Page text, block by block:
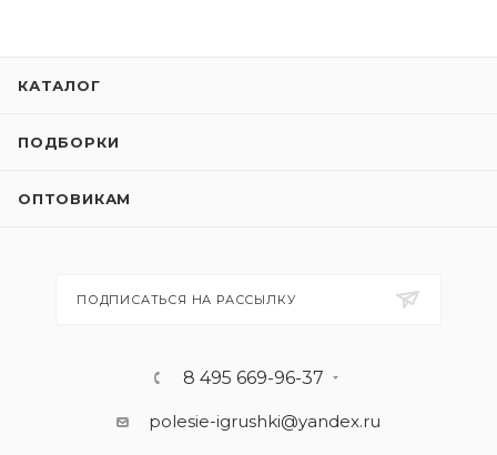
КАТАЛОГ
ПОДБОРКИ
ОПТОВИКАМ
ПОДПИСАТЬСЯ НА РАССЫЛКУ
8 495 669-96-37
polesie-igrushki@yandex.ru